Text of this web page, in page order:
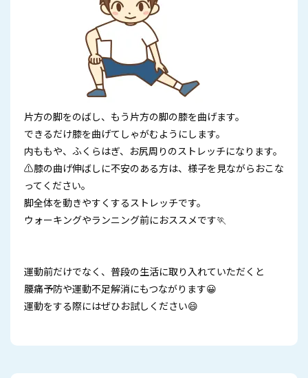
片方の脚をのばし、もう片方の脚の膝を曲げます。
できるだけ膝を曲げてしゃがむようにします。
内ももや、ふくらはぎ、お尻周りのストレッチになります。
⚠膝の曲げ伸ばしに不安のある方は、様子を見ながらおこな
ってください。
脚全体を動きやすくするストレッチです。
ウォーキングやランニング前におススメです🏃
運動前だけでなく、普段の生活に取り入れていただくと
腰痛予防や運動不足解消にもつながります😀
運動をする際にはぜひお試しください😄